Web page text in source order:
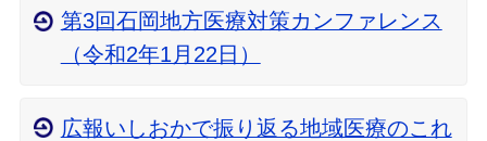
第3回石岡地方医療対策カンファレンス
（令和2年1月22日）
広報いしおかで振り返る地域医療のこれ